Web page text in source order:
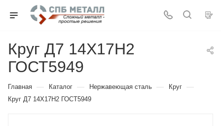
Круг Д7 14Х17Н2
ГОСТ5949
Главная — Каталог — Нержавеющая сталь — Круг —
Круг Д7 14Х17Н2 ГОСТ5949